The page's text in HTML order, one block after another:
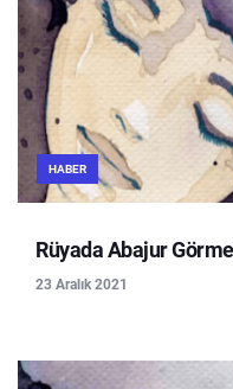
HABER
Rüyada Abajur
23 Aralık 2021